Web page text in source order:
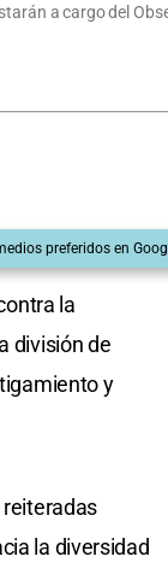
a cargo del
preferidos en
la
división de
y
reiteradas
la diversidad